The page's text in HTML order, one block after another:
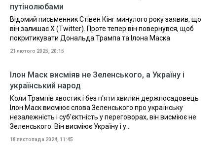
путінолюбами
Відомий письменник Стівен Кінг минулого року заявив, що
він залишає X (Twitter). Проте тепер він повернувся, щоб
покритикувати Дональда Трампа та Ілона Маска
21 лютого 2025, 20:15
Ілон Маск висміяв не Зеленського, а Україну і
український народ
Коли Трампів хвостик і без п'яти хвилин держпосадовець
Ілон Маск висміює слова Зеленського про українську
незалежність і суб'єктність у переговорах, він висміює не
Зеленського. Він висміює Україну і у...
18 листопада 2024, 11:45